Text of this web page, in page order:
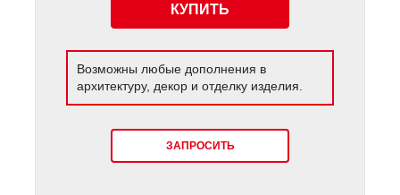
КУПИТЬ
Возможны любые дополнения в
архитектуру, декор и отделку изделия.
ЗАПРОСИТЬ